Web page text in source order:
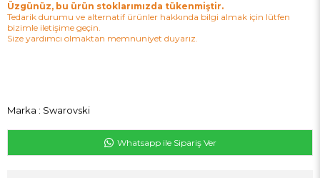
Üzgünüz, bu ürün stoklarımızda tükenmiştir.
Tedarik durumu ve alternatif ürünler hakkında bilgi almak için lütfen
bizimle iletişime geçin.
Size yardımcı olmaktan memnuniyet duyarız.
Marka : Swarovski
Whatsapp ile Sipariş Ver